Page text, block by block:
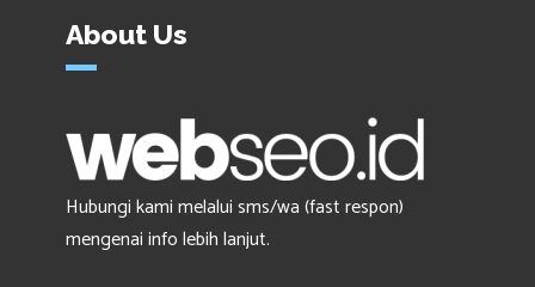
About Us
Hubungi kami melalui sms/wa (fast respon)
mengenai info lebih lanjut.